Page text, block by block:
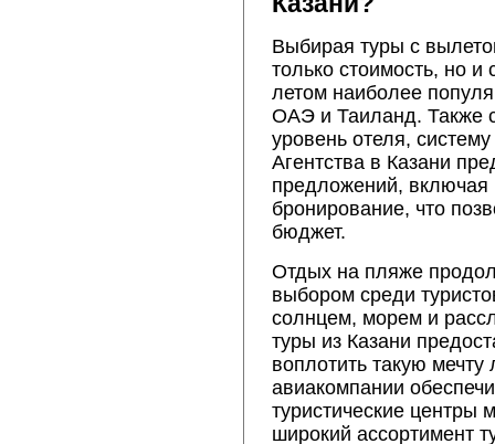
Выбирая туры с
только стоимость, но
летом наиболее
ОАЭ и Таиланд. Также
уровень отеля,
Агентства в Казани
предложений,
бронирование, что
бюджет.
Отдых на пляже
выбором среди
солнцем, морем и
туры из Казани
воплотить такую
авиакомпании
туристические центры
широкий ассортимент